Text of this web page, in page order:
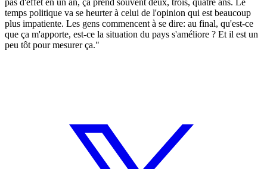
temps politique va se heurter à celui de l'opinion qui est beaucoup
plus impatiente. Les gens commencent à se dire: au final, qu'est-ce
que ça m'apporte, est-ce la situation du pays s'améliore ? Et il est un
peu tôt pour mesurer ça."